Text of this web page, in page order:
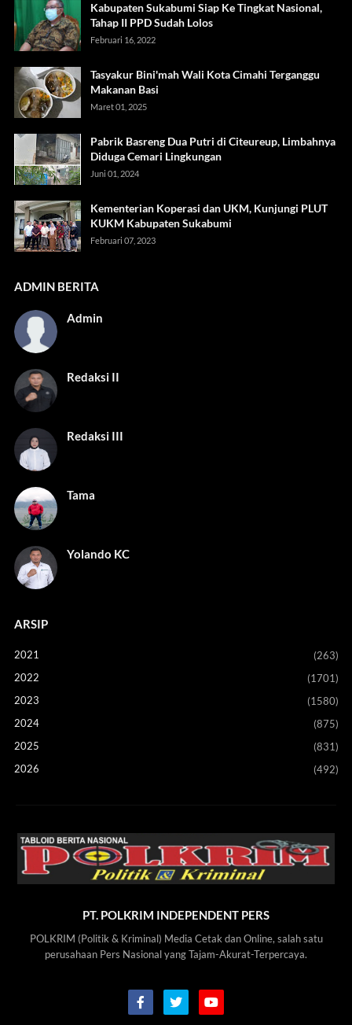
Kabupaten Sukabumi Siap Ke Tingkat Nasional,
Tahap II PPD Sudah Lolos
Februari 16, 2022
Tasyakur Bini'mah Wali Kota Cimahi Terganggu
Makanan Basi
Maret 01, 2025
Pabrik Basreng Dua Putri di Citeureup, Limbahnya
Diduga Cemari Lingkungan
Juni 01, 2024
Kementerian Koperasi dan UKM, Kunjungi PLUT
KUKM Kabupaten Sukabumi
Februari 07, 2023
ADMIN BERITA
Admin
Redaksi II
Redaksi III
Tama
Yolando KC
ARSIP
2021
(263)
2022
(1701)
2023
(1580)
2024
(875)
2025
(831)
2026
(492)
PT. POLKRIM INDEPENDENT PERS
POLKRIM (Politik & Kriminal) Media Cetak dan Online, salah satu
perusahaan Pers Nasional yang Tajam-Akurat-Terpercaya.